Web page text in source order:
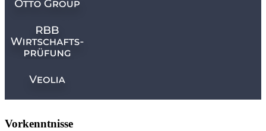
Vorkenntnisse